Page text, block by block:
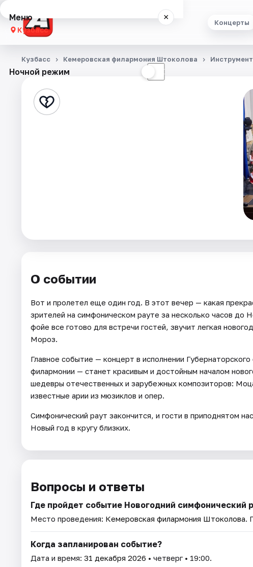
Концерты
Меню ×
Кузбасс
Концерты
Выставки
Ночной режим ☾
Кузбасс Кемеровская филармония Штоколова
О событии
Вот и пролетел еще один год. В этот вечер — какая
зрителей на симфоническом рауте за несколько часов до
фойе все готово для встречи гостей, звучит легкая
Мороз.
Главное событие — концерт в исполнении
филармонии — станет красивым и достойным началом
шедевры отечественных и зарубежных композиторов:
известные арии из мюзиклов и опер.
Симфонический раут закончится, и гости в приподнятом
Новый год в кругу близких.
Вопросы и ответы
Где пройдет событие Новогодний симфонический
Место проведения: Кемеровская филармония Штоколова.
Когда запланирован событие?
Дата и время: 31 декабря 2026 • четверг • 19:00.